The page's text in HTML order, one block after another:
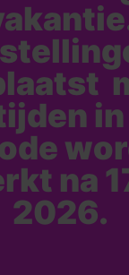
in
na
2026.